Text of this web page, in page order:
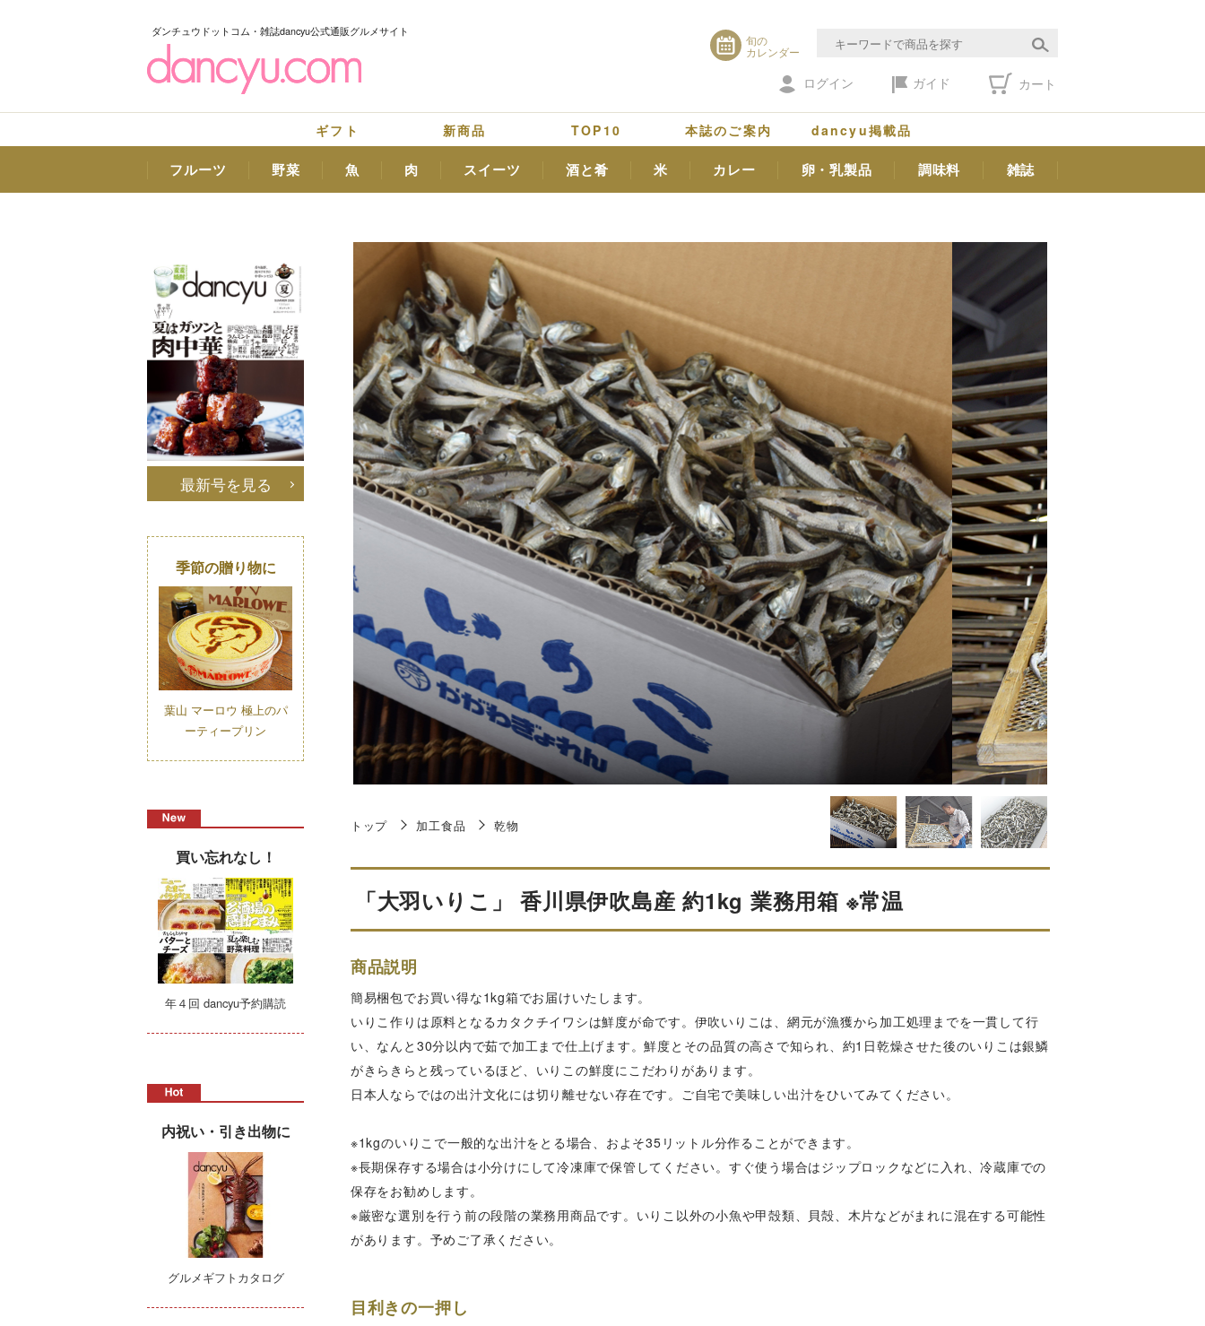
ダンチュウドットコム・雑誌dancyu公式通販グルメサイト
旬の
カレンダー
ログイン ガイド カート
ギフト 新商品 TOP10 本誌のご案内 dancyu掲載品
フルーツ 野菜 魚 肉 スイーツ 酒と肴 米 カレー 卵・乳製品 調味料 雑誌
トップ 加工食品 乾物
「大羽いりこ」 香川県伊吹島産 約1kg 業務用箱 ※常温
商品説明
簡易梱包でお買い得な1kg箱でお届けいたします。
いりこ作りは原料となるカタクチイワシは鮮度が命です。伊吹いりこは、網元が漁獲から加工処理までを一貫して行
い、なんと30分以内で茹で加工まで仕上げます。鮮度とその品質の高さで知られ、約1日乾燥させた後のいりこは銀鱗
がきらきらと残っているほど、いりこの鮮度にこだわりがあります。
日本人ならではの出汁文化には切り離せない存在です。ご自宅で美味しい出汁をひいてみてください。
※1kgのいりこで一般的な出汁をとる場合、およそ35リットル分作ることができます。
※長期保存する場合は小分けにして冷凍庫で保管してください。すぐ使う場合はジップロックなどに入れ、冷蔵庫での
保存をお勧めします。
※厳密な選別を行う前の段階の業務用商品です。いりこ以外の小魚や甲殻類、貝殻、木片などがまれに混在する可能性
があります。予めご了承ください。
目利きの一押し
最新号を見る
季節の贈り物に
葉山 マーロウ 極上のパ
ーティープリン
買い忘れなし！
年４回 dancyu予約購読
内祝い・引き出物に
グルメギフトカタログ